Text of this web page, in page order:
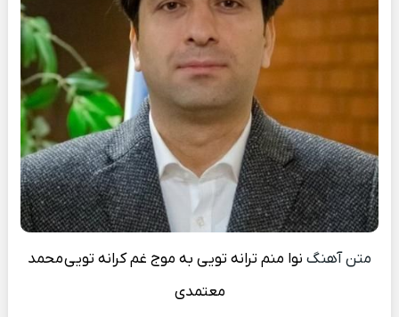
متن آهنگ نوا منم ترانه تویی به موج غم کرانه توییمحمد
معتمدی